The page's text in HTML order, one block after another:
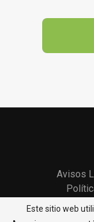
Avisos
Copyright @2022 -
La
Este sitio web